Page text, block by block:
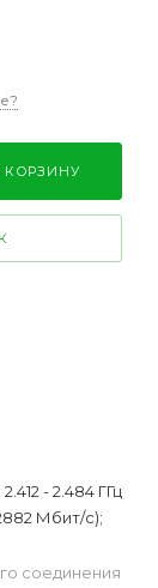
КОРЗИНУ
- 2.484 ГГц
Мбит/с);
соединения